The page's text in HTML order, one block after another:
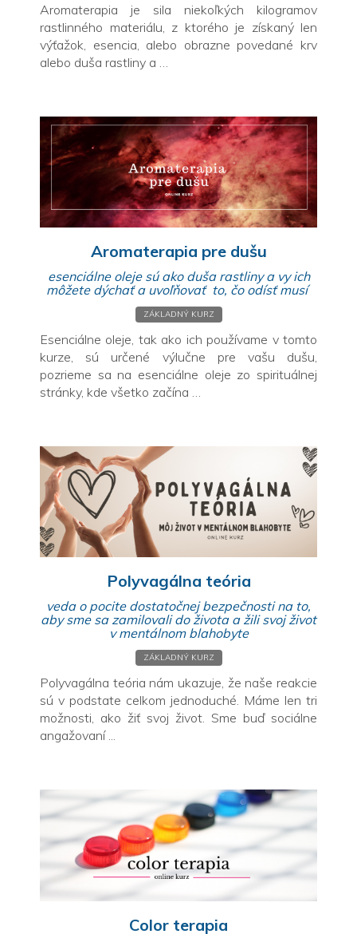
Aromaterapia je sila niekoľkých kilogramov
rastlinného materiálu, z ktorého je získaný len
výťažok, esencia, alebo obrazne povedané krv
alebo duša rastliny a …
Aromaterapia pre dušu
esenciálne oleje sú ako duša rastliny a vy ich
môžete dýchať a uvoľňovať to, čo odísť musí
ZÁKLADNÝ KURZ
Esenciálne oleje, tak ako ich používame v tomto
kurze, sú určené výlučne pre vašu dušu,
pozrieme sa na esenciálne oleje zo spirituálnej
stránky, kde všetko začína …
Polyvagálna teória
veda o pocite dostatočnej bezpečnosti na to,
aby sme sa zamilovali do života a žili svoj život
v mentálnom blahobyte
ZÁKLADNÝ KURZ
Polyvagálna teória nám ukazuje, že naše reakcie
sú v podstate celkom jednoduché. Máme len tri
možnosti, ako žiť svoj život. Sme buď sociálne
angažovaní ...
Color terapia